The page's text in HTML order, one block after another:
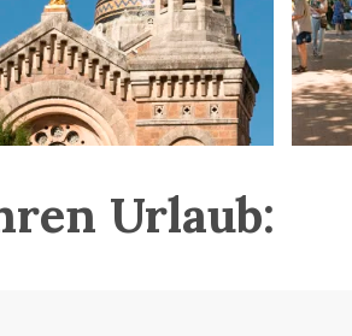
Urlaub: